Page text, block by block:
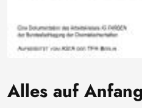
Alles auf Anfang